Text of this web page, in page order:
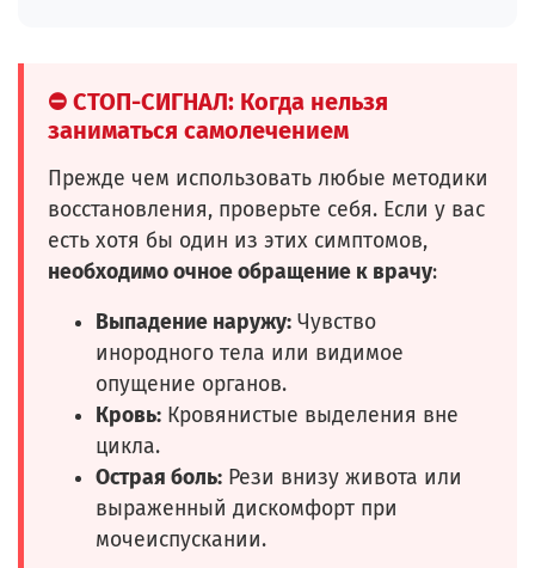
⛔ СТОП-СИГНАЛ: Когда нельзя
заниматься самолечением
Прежде чем использовать любые методики
восстановления, проверьте себя. Если у вас
есть хотя бы один из этих симптомов,
необходимо очное обращение к врачу:
Выпадение наружу: Чувство
инородного тела или видимое
опущение органов.
Кровь: Кровянистые выделения вне
цикла.
Острая боль: Рези внизу живота или
выраженный дискомфорт при
мочеиспускании.